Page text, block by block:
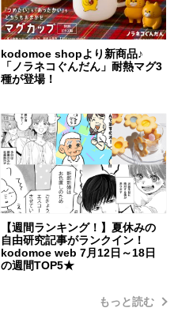
kodomoe shopより新商品♪
「ノラネコぐんだん」耐熱マグ3
種が登場！
【週間ランキング！】夏休みの
自由研究記事がランクイン！
kodomoe web 7月12日～18日
の週間TOP5★
もっと読む